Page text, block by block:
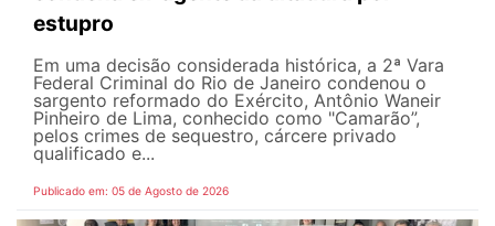
estupro
Em uma decisão considerada histórica, a 2ª Vara
Federal Criminal do Rio de Janeiro condenou o
sargento reformado do Exército, Antônio Waneir
Pinheiro de Lima, conhecido como "Camarão”,
pelos crimes de sequestro, cárcere privado
qualificado e...
Publicado em: 05 de Agosto de 2026